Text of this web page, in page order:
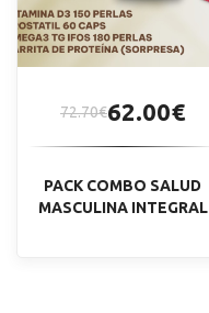
72.70€62.00€
PACK COMBO SALUD
MASCULINA INTEGRAL